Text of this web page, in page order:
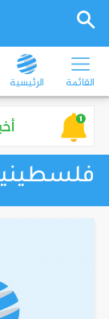
القائمة الرئيسية